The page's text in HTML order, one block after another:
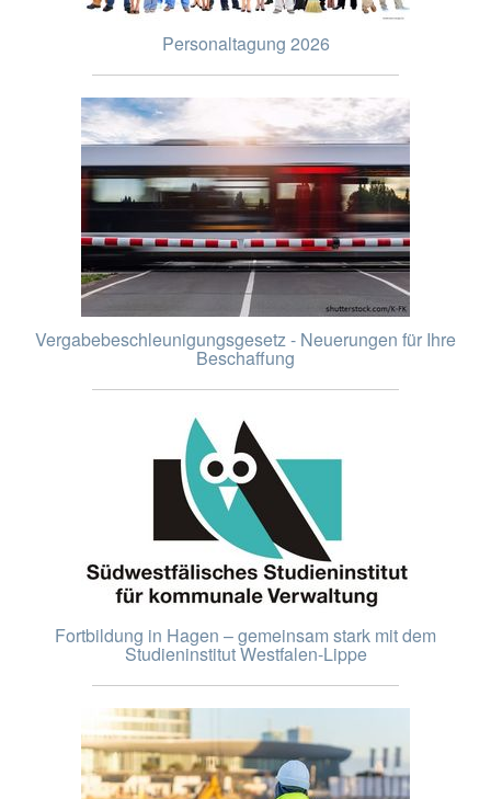
Personaltagung 2026
Vergabebeschleunigungsgesetz - Neuerungen für Ihre
Beschaffung
Fortbildung in Hagen – gemeinsam stark mit dem
Studieninstitut Westfalen-Lippe